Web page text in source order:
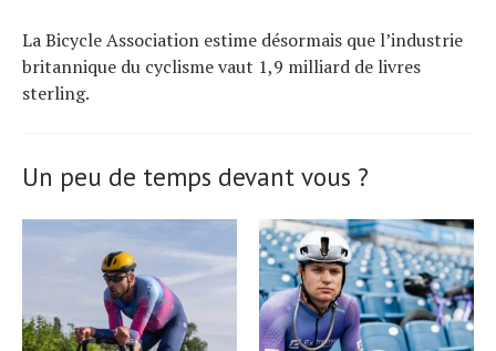
La Bicycle Association estime désormais que l’industrie
britannique du cyclisme vaut 1,9 milliard de livres
sterling.
Un peu de temps devant vous ?